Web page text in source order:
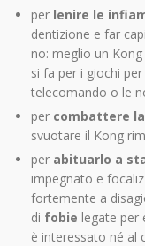
per lenire le
dentizione e far
no: meglio un
si fa per i giochi
telecomando o le
per combattere
svuotare il Kong
per abituarlo a
impegnato e
fortemente a
di fobie legate per
è interessato né al